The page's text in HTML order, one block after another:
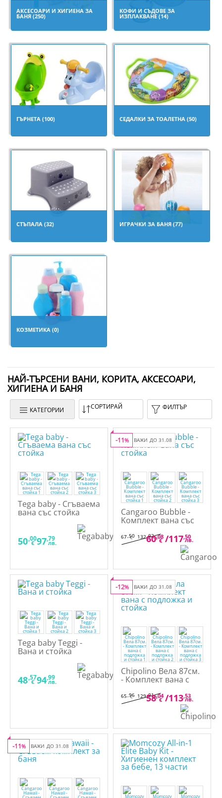
АКСЕСОАРИ И ХИГИЕНА ЗА
БАНЯ (250)
КОФИ И СЪДОВЕ ЗА
ИЗПЛАКВАНЕ (14)
ГЪРНЕТА (100) СЕДАЛКИ ЗА ТОАЛЕТНА (50)
СТЪПАЛА (32) ИГРАЧКИ ЗА БАНЯ (77)
КОЗМЕТИКА (0)
НАЙ-ТЪРСЕНИ ВАНИ, КОРИТА, АКСЕСОАРИ,
ХИГИЕНА И БАНЯ
КАТЕГОРИИ СОРТИРАЙ ФИЛТЪР
Tega baby - Сгъваема
вана със стойка
50,00
€ 97,79
лв.
ВАЖИ ДО 31.08
-11%
Cangaroo Bubble -
Kомплект вана със
67,50
€ 132,02лв.
60,08
€ /117,50
лв.
Tega baby Teggi -
Вана и стойка
48,57
€ 94,99
лв.
ВАЖИ ДО 31.08
-12%
Chipolino Вела 87см.
- Комплект вана с
65,96
€ 129,01лв.
58,04
€ /113,53
лв.
ВАЖИ ДО 31.08
-11%